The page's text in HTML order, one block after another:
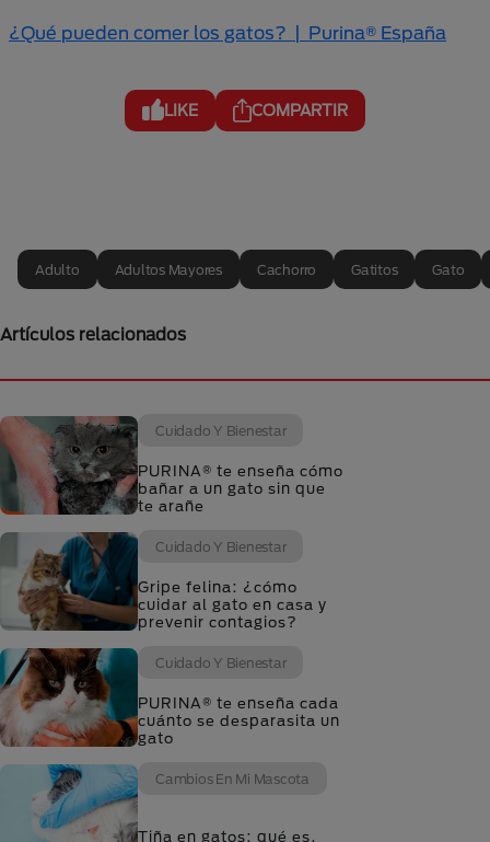
¿Qué pueden comer los gatos? | Purina® España
LIKE COMPARTIR
Adulto Adultos Mayores Cachorro Gatitos Gato
Artículos relacionados
Cuidado Y Bienestar
PURINA® te enseña cómo
bañar a un gato sin que
te arañe
Cuidado Y Bienestar
Gripe felina: ¿cómo
cuidar al gato en casa y
prevenir contagios?
Cuidado Y Bienestar
PURINA® te enseña cada
cuánto se desparasita un
gato
Cambios En Mi Mascota
Tiña en gatos: qué es,